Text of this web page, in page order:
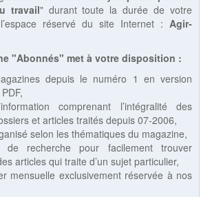
travail" durant toute la durée de votre
réservé du site Internet : Agir-
"Abonnés" met à votre disposition :
depuis le numéro 1 en version
comprenant l’intégralité des
et articles traités depuis 07-2006,
selon les thématiques du magazine,
de recherche pour facilement trouver
articles qui traite d’un sujet particulier,
mensuelle exclusivement réservée à nos